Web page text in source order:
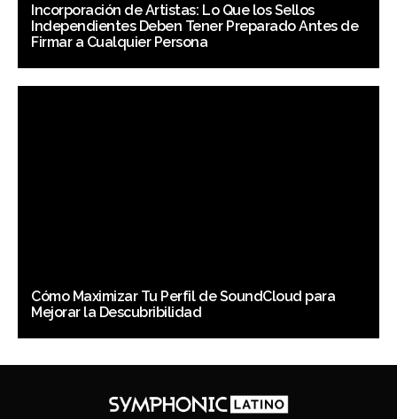
Incorporación de Artistas: Lo Que los Sellos
Independientes Deben Tener Preparado Antes de
Firmar a Cualquier Persona
Cómo Maximizar Tu Perfil de SoundCloud para
Mejorar la Descubribilidad